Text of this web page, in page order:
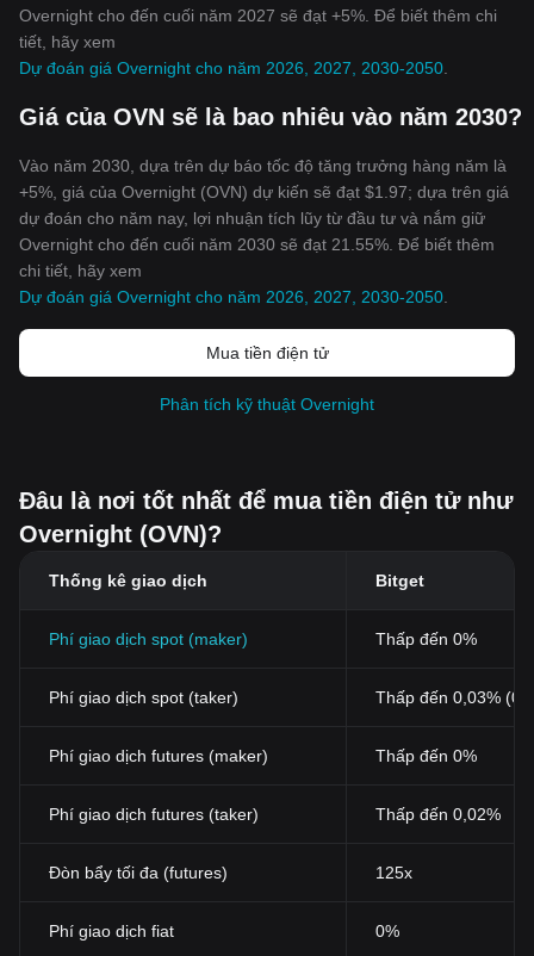
Overnight cho đến cuối năm 2027 sẽ đạt +5%. Để biết thêm chi
tiết, hãy xem
Dự đoán giá Overnight cho năm 2026, 2027, 2030-2050
Giá của OVN sẽ là bao nhiêu vào năm 2030?
Vào năm 2030, dựa trên dự báo tốc độ tăng trưởng hàng năm là
+5%, giá của Overnight (OVN) dự kiến sẽ đạt $1.97; dựa trên giá
dự đoán cho năm nay, lợi nhuận tích lũy từ đầu tư và nắm giữ
Overnight cho đến cuối năm 2030 sẽ đạt 21.55%. Để biết thêm
chi tiết, hãy xem
Dự đoán giá Overnight cho năm 2026, 2027, 2030-2050
Mua tiền điện tử
Phân tích kỹ thuật Overnight
Đâu là nơi tốt nhất để mua tiền điện tử như
Overnight (OVN)?
Thống kê giao dịch Bitget
Phí giao dịch spot (maker) Thấp đến 0%
Phí giao dịch spot (taker) Thấp đến 0,03%
Phí giao dịch futures (maker) Thấp đến 0%
Phí giao dịch futures (taker) Thấp đến 0,02%
Đòn bẩy tối đa (futures) 125x
Phí giao dịch fiat 0%